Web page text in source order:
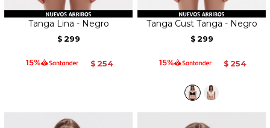
Tanga Lina - Negro
$ 299
$ 254
Tanga Cust Tanga - Negro
$ 299
$ 254